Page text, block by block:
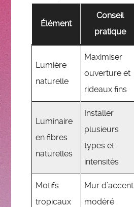
Élément
Conseil
pratique
Lumière
naturelle
Maximiser
ouverture et
rideaux fins
Luminaire
en fibres
naturelles
Installer
plusieurs
types et
intensités
Motifs
tropicaux
Mur d’accent
modéré